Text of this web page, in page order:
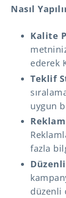
Nasıl
Kalite
ederek
Teklif
uygun
fazla
düzenli